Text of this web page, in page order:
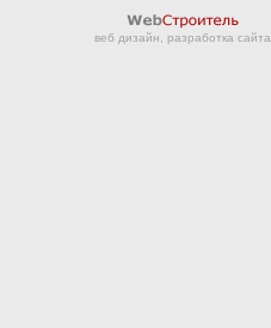
веб дизайн, разработка сайта